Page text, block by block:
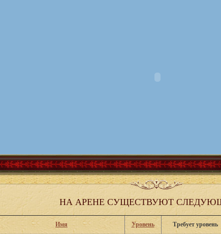
НА АРЕНЕ СУЩЕСТВУЮТ
Имя Уровень Требует уровень